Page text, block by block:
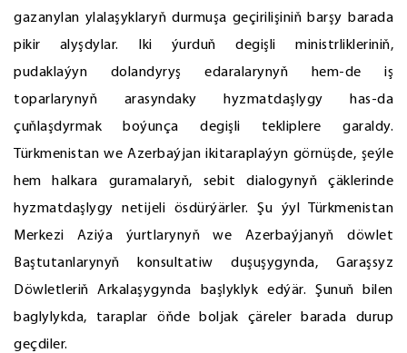
gazanylan ylalaşyklaryň durmuşa geçirilişiniň barşy barada
pikir alyşdylar. Iki ýurduň degişli ministrlikleriniň,
pudaklaýyn dolandyryş edaralarynyň hem-de iş
toparlarynyň arasyndaky hyzmatdaşlygy has-da
çuňlaşdyrmak boýunça degişli tekliplere garaldy.
Türkmenistan we Azerbaýjan ikitaraplaýyn görnüşde, şeýle
hem halkara guramalaryň, sebit dialogynyň çäklerinde
hyzmatdaşlygy netijeli ösdürýärler. Şu ýyl Türkmenistan
Merkezi Aziýa ýurtlarynyň we Azerbaýjanyň döwlet
Baştutanlarynyň konsultatiw duşuşygynda, Garaşsyz
Döwletleriň Arkalaşygynda başlyklyk edýär. Şunuň bilen
baglylykda, taraplar öňde boljak çäreler barada durup
geçdiler.